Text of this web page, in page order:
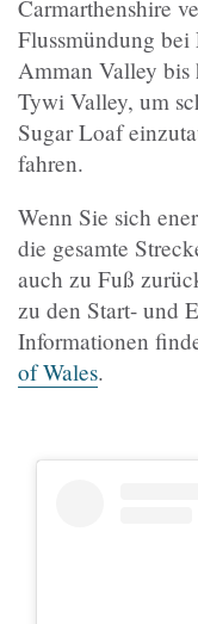
Carmarthenshire
Flussmündung
Amman Valley bis
Tywi Valley, um
Sugar Loaf
fahren.
Wenn Sie sich
die gesamte
auch zu Fuß
zu den Start- und
Informationen
of Wales.